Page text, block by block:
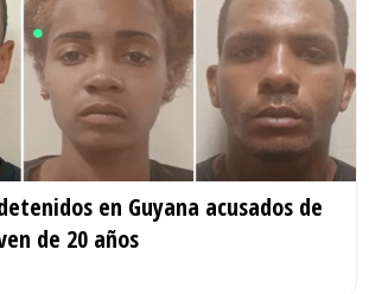
en Guyana acusados de
de 20 años